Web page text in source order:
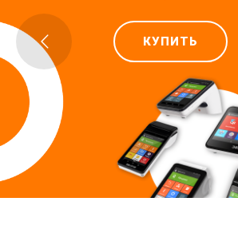
КУПИТЬ